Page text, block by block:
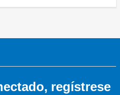
regístrese